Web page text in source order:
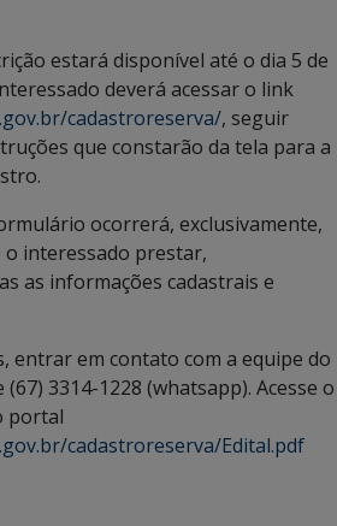
estará disponível até o dia 5 de
deverá acessar o link
cadastroreserva/, seguir
que constarão da tela para a
ocorrerá, exclusivamente,
interessado prestar,
as informações cadastrais e
entrar em contato com a equipe do
3314-1228 (whatsapp). Acesse o
portal
cadastroreserva/Edital.pdf